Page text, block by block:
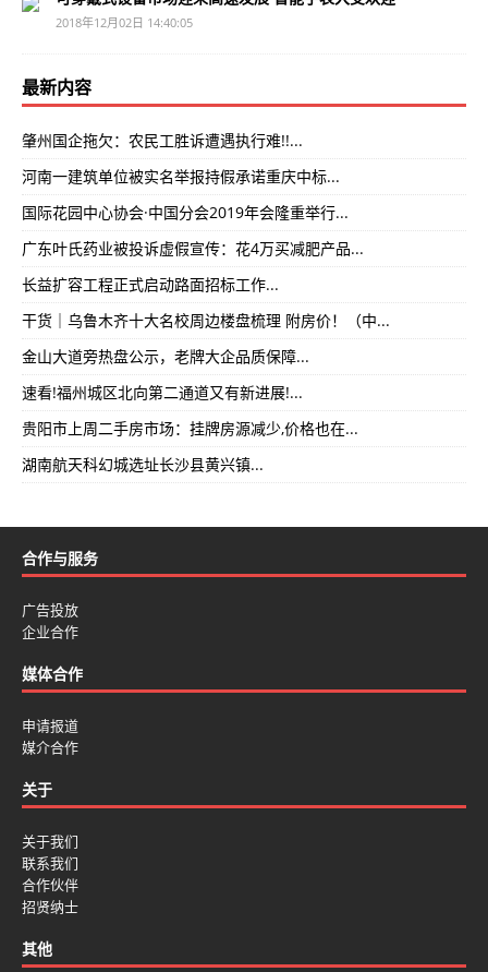
2018年12月02日 14:40:05
最新内容
肇州国企拖欠：农民工胜诉遭遇执行难!!...
河南一建筑单位被实名举报持假承诺重庆中标...
国际花园中心协会·中国分会2019年会隆重举行...
广东叶氏药业被投诉虚假宣传：花4万买减肥产品...
长益扩容工程正式启动路面招标工作...
干货｜乌鲁木齐十大名校周边楼盘梳理 附房价！（中...
金山大道旁热盘公示，老牌大企品质保障...
速看!福州城区北向第二通道又有新进展!...
贵阳市上周二手房市场：挂牌房源减少,价格也在...
湖南航天科幻城选址长沙县黄兴镇...
合作与服务
广告投放
企业合作
媒体合作
申请报道
媒介合作
关于
关于我们
联系我们
合作伙伴
招贤纳士
其他